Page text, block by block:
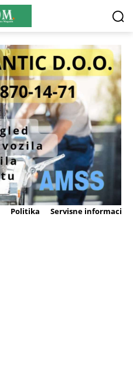
Politika Servisne informacije